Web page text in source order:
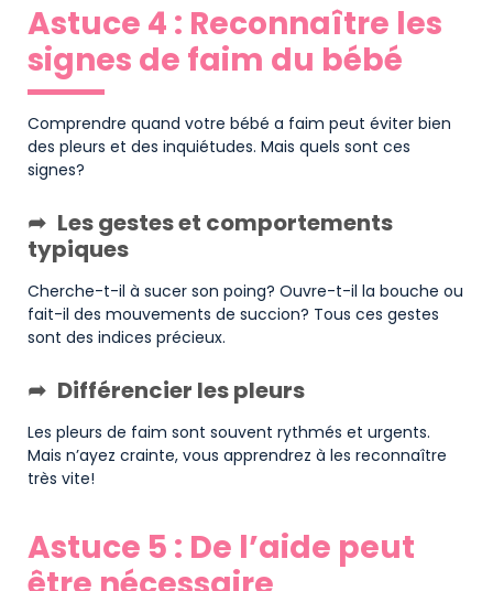
Astuce 4 : Reconnaître les
signes de faim du bébé
Comprendre quand votre bébé a faim peut éviter bien
des pleurs et des inquiétudes. Mais quels sont ces
signes?
Les gestes et comportements
typiques
Cherche-t-il à sucer son poing? Ouvre-t-il la bouche ou
fait-il des mouvements de succion? Tous ces gestes
sont des indices précieux.
Différencier les pleurs
Les pleurs de faim sont souvent rythmés et urgents.
Mais n’ayez crainte, vous apprendrez à les reconnaître
très vite!
Astuce 5 : De l’aide peut